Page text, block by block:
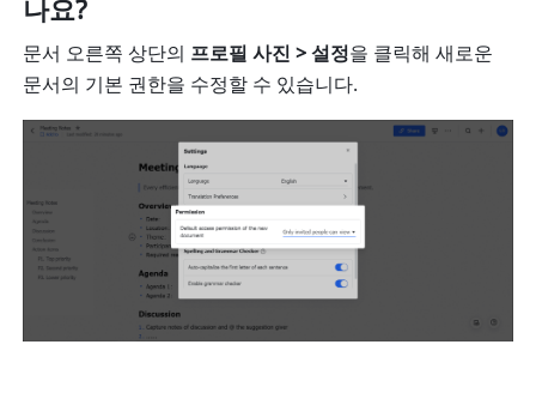
나요?
문서 오른쪽 상단의 프로필 사진 > 설정을 클릭해 새로운
문서의 기본 권한을 수정할 수 있습니다.